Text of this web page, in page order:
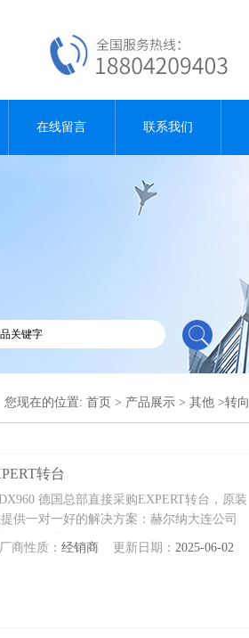
在线留言 联系我们
您现在的位置: 首页 > 产品展示 > 其他 >转向
转台
德国总部直接采购EXPERT转台，原装
供一对一好的解决方案：赫尔纳大连公司
供好的维修服务。
厂商性质：经销商 更新日期：2025-06-02